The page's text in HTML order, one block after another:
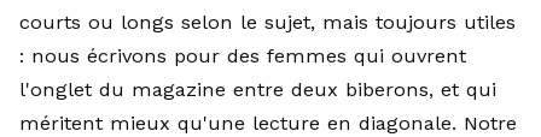
courts ou longs selon le sujet, mais toujours utiles
: nous écrivons pour des femmes qui ouvrent
l'onglet du magazine entre deux biberons, et qui
méritent mieux qu'une lecture en diagonale. Notre